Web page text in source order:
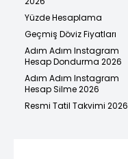
Yüzde Hesaplama
Geçmiş Döviz Fiyatları
Adım Adım Instagram
Hesap Dondurma 2026
Adım Adım Instagram
Hesap Silme 2026
Resmi Tatil Takvimi 2026